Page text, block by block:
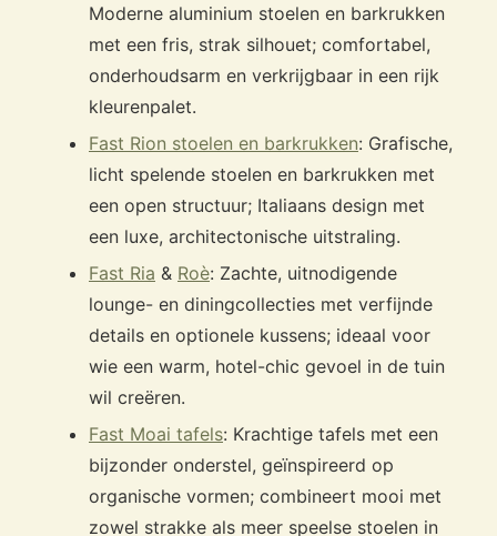
Moderne aluminium stoelen en barkrukken
met een fris, strak silhouet; comfortabel,
onderhoudsarm en verkrijgbaar in een rijk
kleurenpalet.
Fast Rion stoelen en barkrukken: Grafische,
licht spelende stoelen en barkrukken met
een open structuur; Italiaans design met
een luxe, architectonische uitstraling.
Fast Ria & Roè: Zachte, uitnodigende
lounge- en diningcollecties met verfijnde
details en optionele kussens; ideaal voor
wie een warm, hotel-chic gevoel in de tuin
wil creëren.
Fast Moai tafels: Krachtige tafels met een
bijzonder onderstel, geïnspireerd op
organische vormen; combineert mooi met
zowel strakke als meer speelse stoelen in